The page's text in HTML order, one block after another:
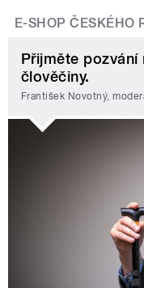
E-SHOP ČESKÉHO
Přijměte pozvání
člověčiny.
František Novotný,